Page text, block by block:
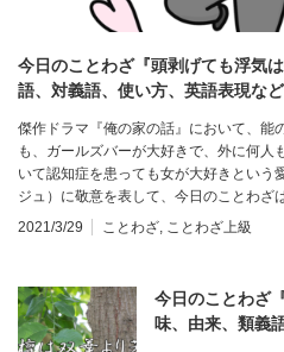
今日のことわざ『頭剥げても浮気
語、対義語、使い方、英語表現な
傑作ドラマ『俺の家の話』において、能
も、ガールズバーが大好きで、外に何人
いて認知症を患っても女が大好きという
ジュ）に敬意を表して、今日のことわざ
2021/3/29
ことわざ, ことわざ上級
今日のことわざ
味、由来、類義